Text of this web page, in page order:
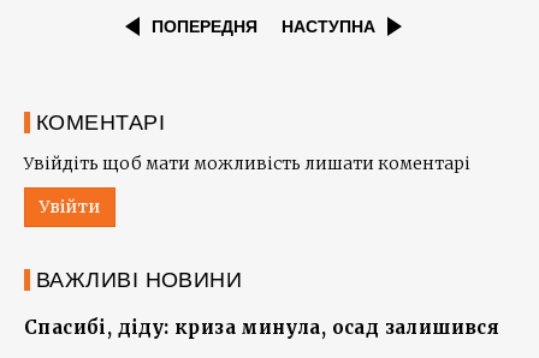
ПОПЕРЕДНЯ НАСТУПНА
КОМЕНТАРІ
Увійдіть щоб мати можливість лишати коментарі
Увійти
ВАЖЛИВІ НОВИНИ
Спасибі, діду: криза минула, осад залишився